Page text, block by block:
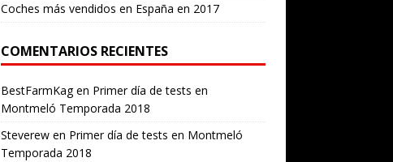
Coches más vendidos en España en 2017
COMENTARIOS RECIENTES
BestFarmKagen Primer día de tests en
Montmeló Temporada 2018
Steverewen Primer día de tests en Montmeló
Temporada 2018